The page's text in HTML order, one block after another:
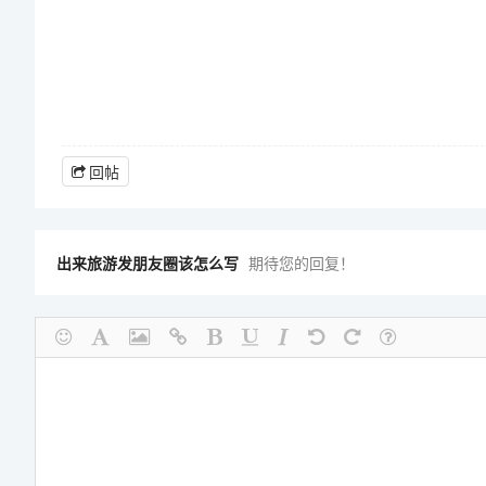
回帖
出来旅游发朋友圈该怎么写 期待您的回复！